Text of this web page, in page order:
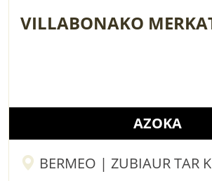
VILLABONAKO
AZOKA
BERMEO | ZUBIAUR TAR